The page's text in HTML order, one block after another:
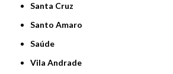
Santa Cruz
Santo Amaro
Saúde
Vila Andrade